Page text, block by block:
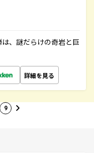
は、謎だらけの奇岩と巨
詳細を見る
9